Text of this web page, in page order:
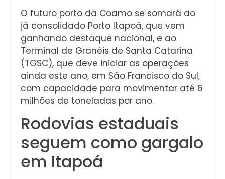
O futuro porto da Coamo se somará ao
já consolidado Porto Itapoá, que vem
ganhando destaque nacional, e ao
Terminal de Granéis de Santa Catarina
(TGSC), que deve iniciar as operações
ainda este ano, em São Francisco do Sul,
com capacidade para movimentar até 6
milhões de toneladas por ano.
Rodovias estaduais
seguem como gargalo
em Itapoá